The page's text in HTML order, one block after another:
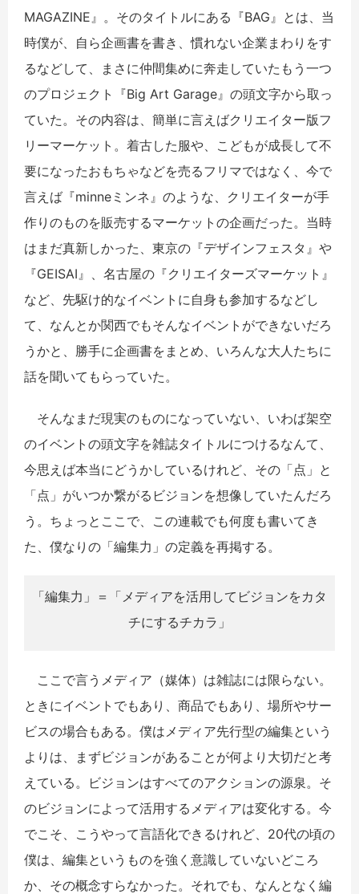
MAGAZINE』。そのタイトルにある『BAG』とは、当
時僕が、自ら企画書を書き、慣れない企業まわりをす
るなどして、まさに仲間集めに奔走していたもう一つ
のプロジェクト『Big Art Garage』の頭文字から取っ
ていた。その内容は、簡単に言えばクリエイター版フ
リーマーケット。着古した服や、こどもが成長して不
要になったおもちゃなどを売るフリマではなく、今で
言えば『minneミンネ』のような、クリエイターが手
作りのものを販売するマーケットの企画だった。当時
はまだ真新しかった、東京の『デザインフェスタ』や
『GEISAI』、名古屋の『クリエイターズマーケット』
など、先駆け的なイベントに自身も参加するなどし
て、なんとか関西でもそんなイベントができないだろ
うかと、勝手に企画書をまとめ、いろんな大人たちに
話を聞いてもらっていた。
そんなまだ現実のものになっていない、いわば架空
のイベントの頭文字を雑誌タイトルにつけるなんて、
今思えば本当にどうかしているけれど、その「点」と
「点」がいつか繋がるビジョンを想像していたんだろ
う。ちょっとここで、この連載でも何度も書いてき
た、僕なりの「編集力」の定義を再掲する。
「編集力」＝「メディアを活用してビジョンをカタ
チにするチカラ」
ここで言うメディア（媒体）は雑誌には限らない。
ときにイベントでもあり、商品でもあり、場所やサー
ビスの場合もある。僕はメディア先行型の編集という
よりは、まずビジョンがあることが何より大切だと考
えている。ビジョンはすべてのアクションの源泉。そ
のビジョンによって活用するメディアは変化する。今
でこそ、こうやって言語化できるけれど、20代の頃の
僕は、編集というものを強く意識していないどころ
か、その概念すらなかった。それでも、なんとなく編